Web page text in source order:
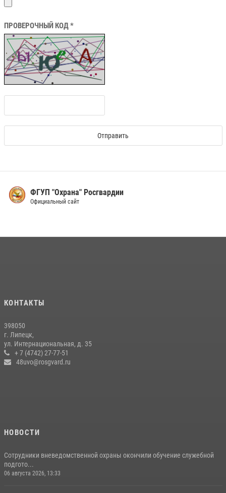
ПРОВЕРОЧНЫЙ КОД *
ФГУП "Охрана" Росгвардии
Официальный сайт
КОНТАКТЫ
398050
г. Липецк,
ул. Интернациональная, д. 35
+ 7 (4742) 27-77-51
48uvo@rosgvard.ru
НОВОСТИ
Сотрудники вневедомственной охраны окончили обучение служебной
подгото...
06 августа 2026, 13:33